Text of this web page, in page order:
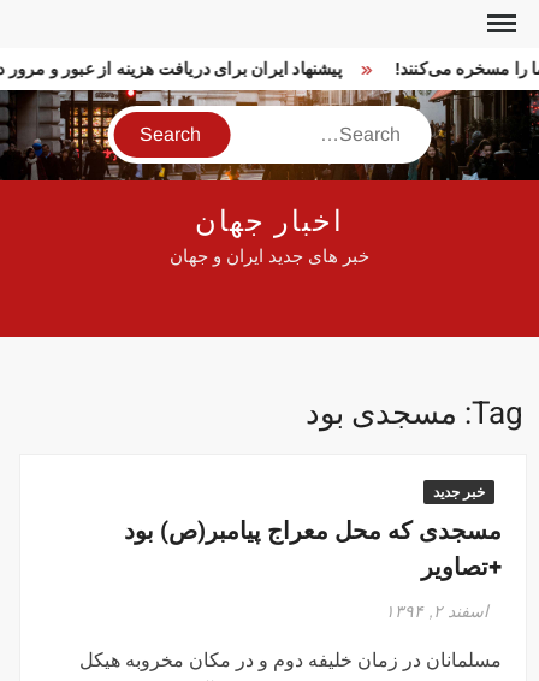
Skip
content
پیشنهاد ایران برای دریافت هزینه از عبور و را مسخره می‌کنند!
Search
اخبار جهان
خبر های جدید ایران و جهان
Tag: مسجدی بود
خبر جدید
مسجدی که محل معراج پیامبر(ص) بود
+تصاویر
اسفند ۲, ۱۳۹۴
مسلمانان در زمان خلیفه دوم و در مکان مخروبه‌ هیکل